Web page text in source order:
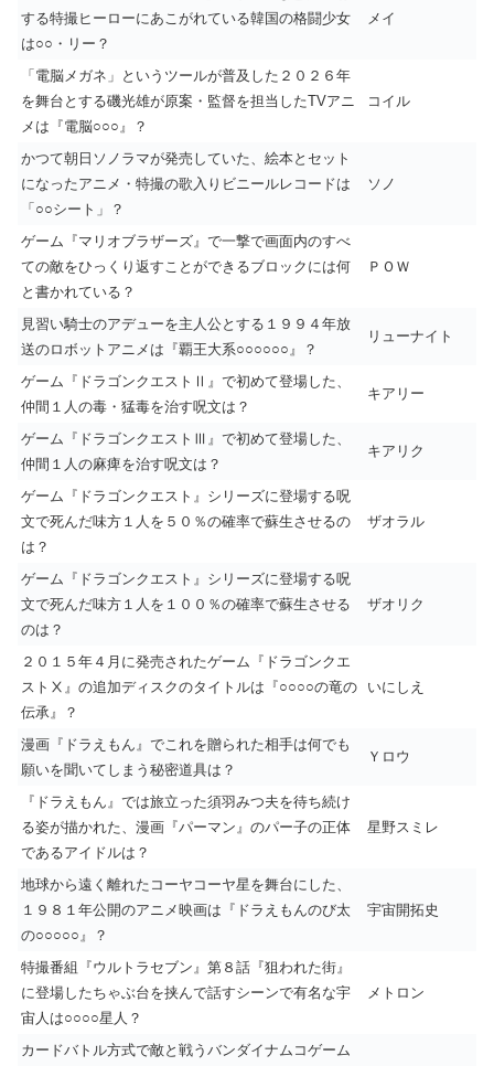
する特撮ヒーローにあこがれている韓国の格闘少女
は○○・リー？
メイ
「電脳メガネ」というツールが普及した２０２６年
を舞台とする磯光雄が原案・監督を担当したTVアニ
メは『電脳○○○』？
コイル
かつて朝日ソノラマが発売していた、絵本とセット
になったアニメ・特撮の歌入りビニールレコードは
「○○シート」？
ソノ
ゲーム『マリオブラザーズ』で一撃で画面内のすべ
ての敵をひっくり返すことができるブロックには何
と書かれている？
ＰＯＷ
見習い騎士のアデューを主人公とする１９９４年放
送のロボットアニメは『覇王大系○○○○○○』？
リューナイト
ゲーム『ドラゴンクエストⅡ』で初めて登場した、
仲間１人の毒・猛毒を治す呪文は？
キアリー
ゲーム『ドラゴンクエストⅢ』で初めて登場した、
仲間１人の麻痺を治す呪文は？
キアリク
ゲーム『ドラゴンクエスト』シリーズに登場する呪
文で死んだ味方１人を５０％の確率で蘇生させるの
は？
ザオラル
ゲーム『ドラゴンクエスト』シリーズに登場する呪
文で死んだ味方１人を１００％の確率で蘇生させる
のは？
ザオリク
２０１５年４月に発売されたゲーム『ドラゴンクエ
ストⅩ』の追加ディスクのタイトルは『○○○○の竜の
伝承』？
いにしえ
漫画『ドラえもん』でこれを贈られた相手は何でも
願いを聞いてしまう秘密道具は？
Ｙロウ
『ドラえもん』では旅立った須羽みつ夫を待ち続け
る姿が描かれた、漫画『パーマン』のパー子の正体
であるアイドルは？
星野スミレ
地球から遠く離れたコーヤコーヤ星を舞台にした、
１９８１年公開のアニメ映画は『ドラえもんのび太
の○○○○○』？
宇宙開拓史
特撮番組『ウルトラセブン』第８話『狙われた街』
に登場したちゃぶ台を挟んで話すシーンで有名な宇
宙人は○○○○星人？
メトロン
カードバトル方式で敵と戦うバンダイナムコゲーム